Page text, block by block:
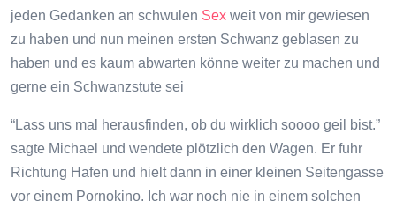
jeden Gedanken an schwulen Sex weit von mir gewiesen
zu haben und nun meinen ersten Schwanz geblasen zu
haben und es kaum abwarten könne weiter zu machen und
gerne ein Schwanzstute sei
“Lass uns mal herausfinden, ob du wirklich soooo geil bist.”
sagte Michael und wendete plötzlich den Wagen. Er fuhr
Richtung Hafen und hielt dann in einer kleinen Seitengasse
vor einem Pornokino. Ich war noch nie in einem solchen